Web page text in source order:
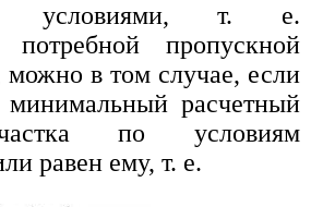
условиями, т. е.
потребной пропускной
можно в том случае, если
расчетный
по условиям
равен ему, т. е.